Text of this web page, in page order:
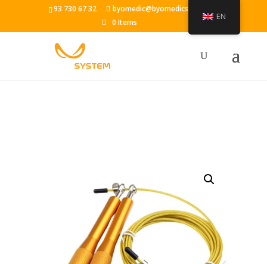
93 730 67 32
byomedic@byomedicsystem.es
0 Items
EN